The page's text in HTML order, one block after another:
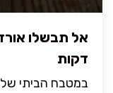
דקות
במטבח הביתי